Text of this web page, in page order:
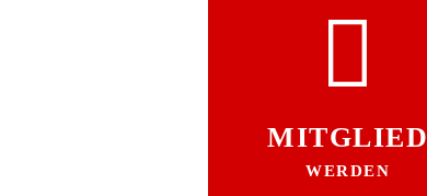
MITGLIED
WERDEN